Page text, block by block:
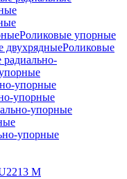
Роликовые упорные
двухрядныеРоликовые
упорные
упорные
упорные
упорные
M